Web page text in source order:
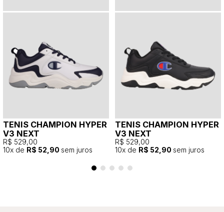
TENIS CHAMPION HYPER
V3 NEXT
R$ 529,00
10x de R$ 52,90 sem juros
TENIS CHAMPION HYPER
V3 NEXT
R$ 529,00
10x de R$ 52,90 sem juros